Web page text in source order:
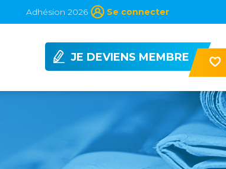
Adhésion 2026 Se connecter
JE DEVIENS MEMBRE